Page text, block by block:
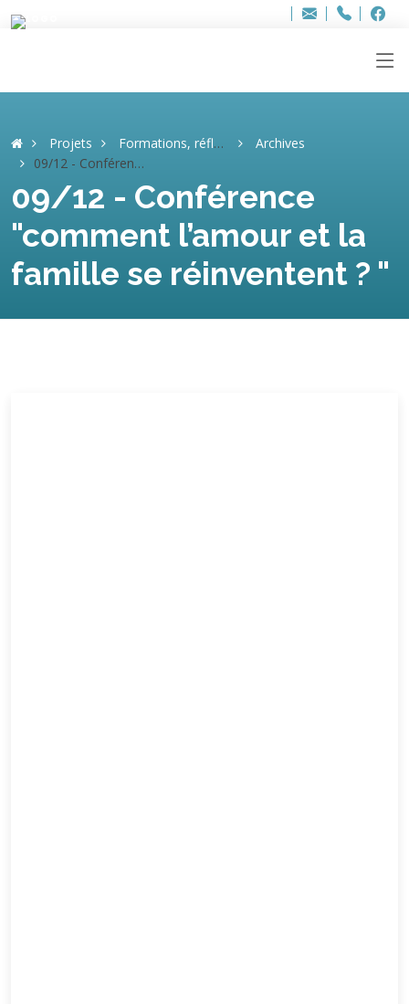
Adresse
info..hâthe..
Tel.
Tel.
Projets Formations, réflexions, débats
Archives
09/12 - Conférence "comment l’amour et la famille se réinventent ? "
09/12 - Conférence
"comment l’amour et la
famille se réinventent ? "